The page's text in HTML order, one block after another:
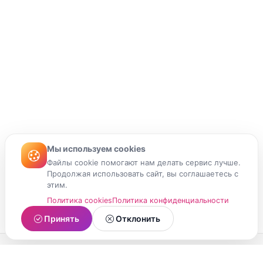
Мы используем cookies
Файлы cookie помогают нам делать сервис лучше.
Продолжая использовать сайт, вы соглашаетесь с
этим.
Политика cookiesПолитика конфиденциальности
Принять Отклонить